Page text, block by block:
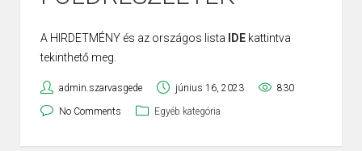
A HIRDETMÉNY és az országos lista IDE kattintva
tekinthető meg.
admin.szarvasgede június 16, 2023 830
No Comments Egyéb kategória